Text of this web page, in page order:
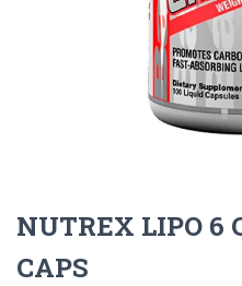
NUTREX LIPO 6
CAPS